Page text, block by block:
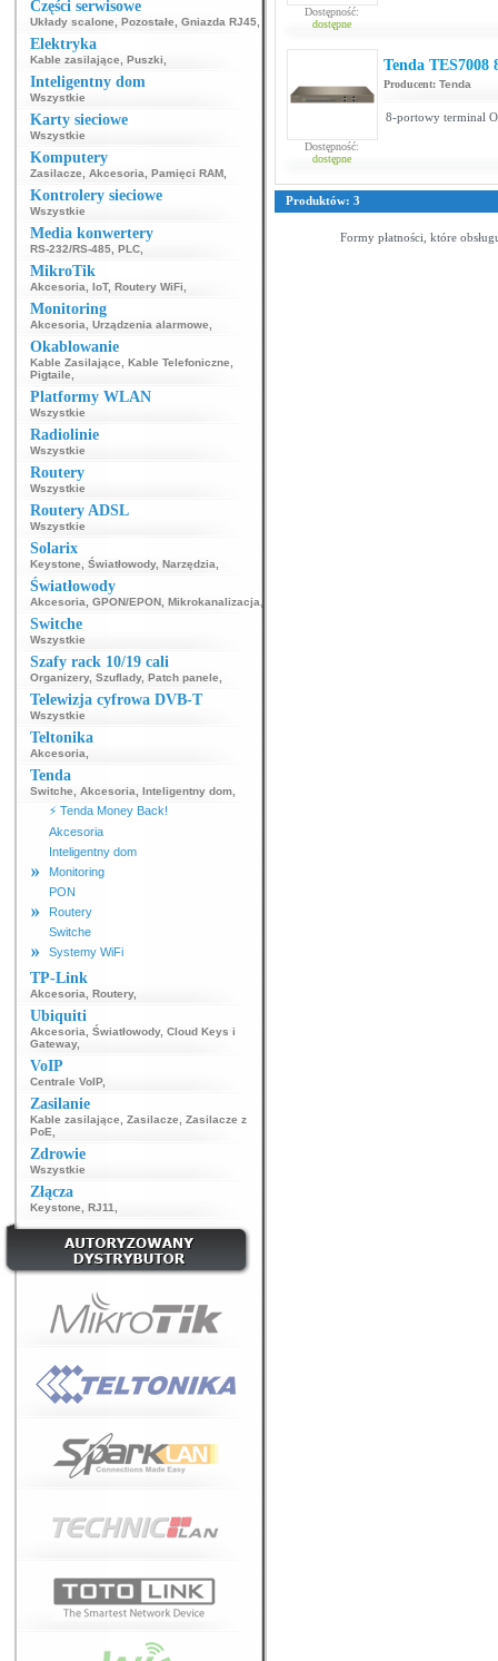
Części serwisowe
Układy scalone Pozostałe Gniazda RJ45
Elektryka
Kable zasilające Puszki
Inteligentny dom
Wszystkie
Karty sieciowe
Wszystkie
Komputery
Zasilacze Akcesoria Pamięci RAM
Kontrolery sieciowe
Wszystkie
Media konwertery
RS-232/RS-485 PLC
MikroTik
Akcesoria IoT, Routery WiFi
Monitoring
Akcesoria Urządzenia alarmowe
Okablowanie
Kable Zasilające Kable Telefoniczne
Pigtaile
Platformy WLAN
Wszystkie
Radiolinie
Wszystkie
Routery
Wszystkie
Routery ADSL
Wszystkie
Solarix
Keystone Światłowody, Narzędzia
Światłowody
Akcesoria GPON/EPON Mikrokanalizacja
Switche
Wszystkie
Szafy rack 10/19 cali
Organizery, Szuflady, Patch panele
Telewizja cyfrowa DVB-T
Wszystkie
Teltonika
Akcesoria
Tenda
Switche Akcesoria Inteligentny dom
⚡ Tenda Money Back!
Akcesoria
Inteligentny dom
Monitoring
PON
Routery
Switche
Systemy WiFi
TP-Link
Akcesoria Routery,
Ubiquiti
Akcesoria Światłowody, Cloud Keys i
Gateway,
VoIP
Centrale VoIP,
Zasilanie
Kable zasilające Zasilacze
Zasilacze z
PoE
Zdrowie
Wszystkie
Złącza
Keystone RJ11
Dostępność:
dostępne
Dostępność:
dostępne
Tenda
Producent: Tenda
8-portowy terminal
Produktów: 3
Formy płatności, które